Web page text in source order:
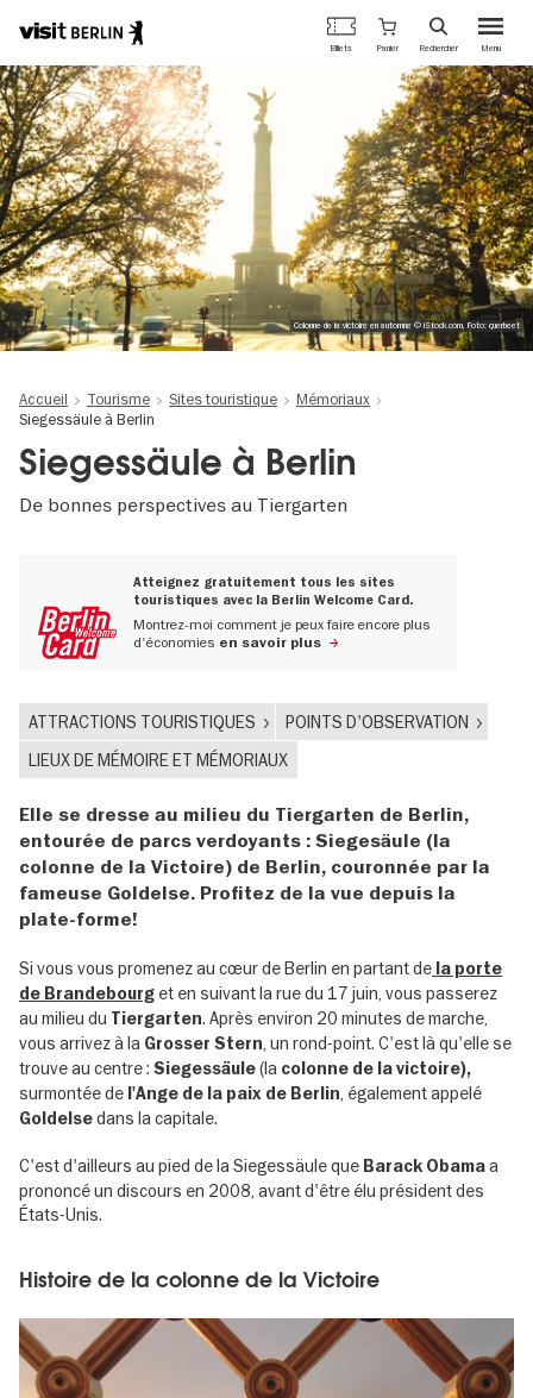
Aller
au
contenu
principal
Portail
officiel
du
tourisme
de
Berlin
Menu
Billets Panier Rechercher
Colonne de la victoire en automne © iStock.com, Foto: querbeet
Accueil Tourisme Sites touristique
Mémoriaux
Siegessäule à Berlin
Siegessäule à Berlin
De bonnes perspectives au Tiergarten
Atteignez gratuitement tous les sites
touristiques avec la Berlin Welcome Card.
Montrez-moi comment je peux faire encore plus
d'économies en savoir plus
ATTRACTIONS TOURISTIQUES
POINTS D'OBSERVATION
LIEUX DE MÉMOIRE ET MÉMORIAUX
Elle se dresse au milieu du Tiergarten de Berlin,
entourée de parcs verdoyants : Siegesäule (la
colonne de la Victoire) de Berlin, couronnée par la
fameuse Goldelse. Profitez de la vue depuis la
plate-forme!
Si vous vous promenez au cœur de Berlin en partant de la porte
de Brandebourg et en suivant la rue du 17 juin, vous passerez
au milieu du Tiergarten. Après environ 20 minutes de marche,
vous arrivez à la Grosser Stern , un rond-point. C'est là qu'elle se
trouve au centre : Siegessäule(la colonne de la victoire),
surmontée de l'Ange de la paix de Berlin , également appelé
Goldelsedans la capitale.
C'est d'ailleurs au pied de la Siegessäule que Barack Obamaa
prononcé un discours en 2008, avant d'être élu président des
États-Unis.
Histoire de la colonne de la Victoire